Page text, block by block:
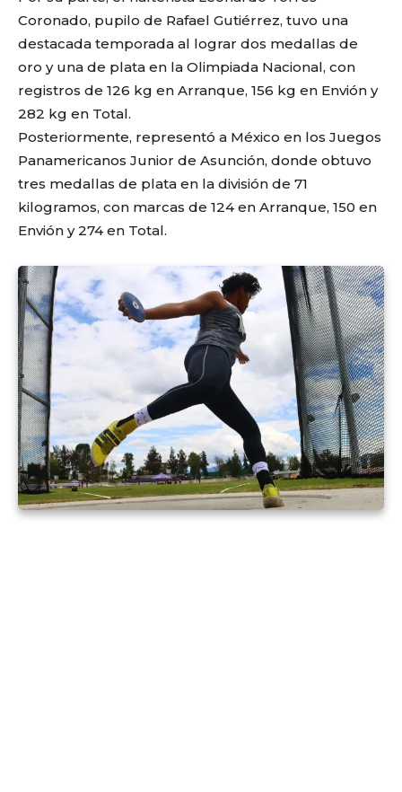
Coronado, pupilo de Rafael Gutiérrez, tuvo una
destacada temporada al lograr dos medallas de
oro y una de plata en la Olimpiada Nacional, con
registros de 126 kg en Arranque, 156 kg en Envión y
282 kg en Total.
Posteriormente, representó a México en los Juegos
Panamericanos Junior de Asunción, donde obtuvo
tres medallas de plata en la división de 71
kilogramos, con marcas de 124 en Arranque, 150 en
Envión y 274 en Total.